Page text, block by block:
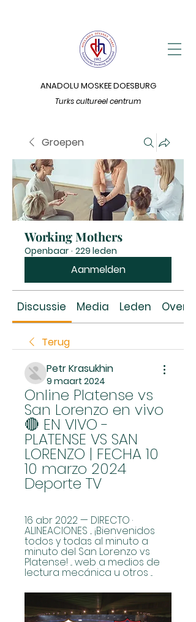
Turks cultureel centrum
ANADOLU MOSKEE DOESBURG
Groepen
Working Mothers
Openbaar · 229 leden
Aanmelden
Discussie Media Leden Over
Terug
Petr Krasukhin
9 maart 2024
Online Platense vs
San Lorenzo en vivo
🔴 EN VIVO -
PLATENSE VS SAN
LORENZO | FECHA 10
10 marzo 2024
Deporte TV
16 abr 2022 — DIRECTO ·
ALINEACIONES ... ¡Bienvenidos
todos y todas al minuto a
minuto del San Lorenzo vs
Platense! ... web a medios de
lectura mecánica u otros ...